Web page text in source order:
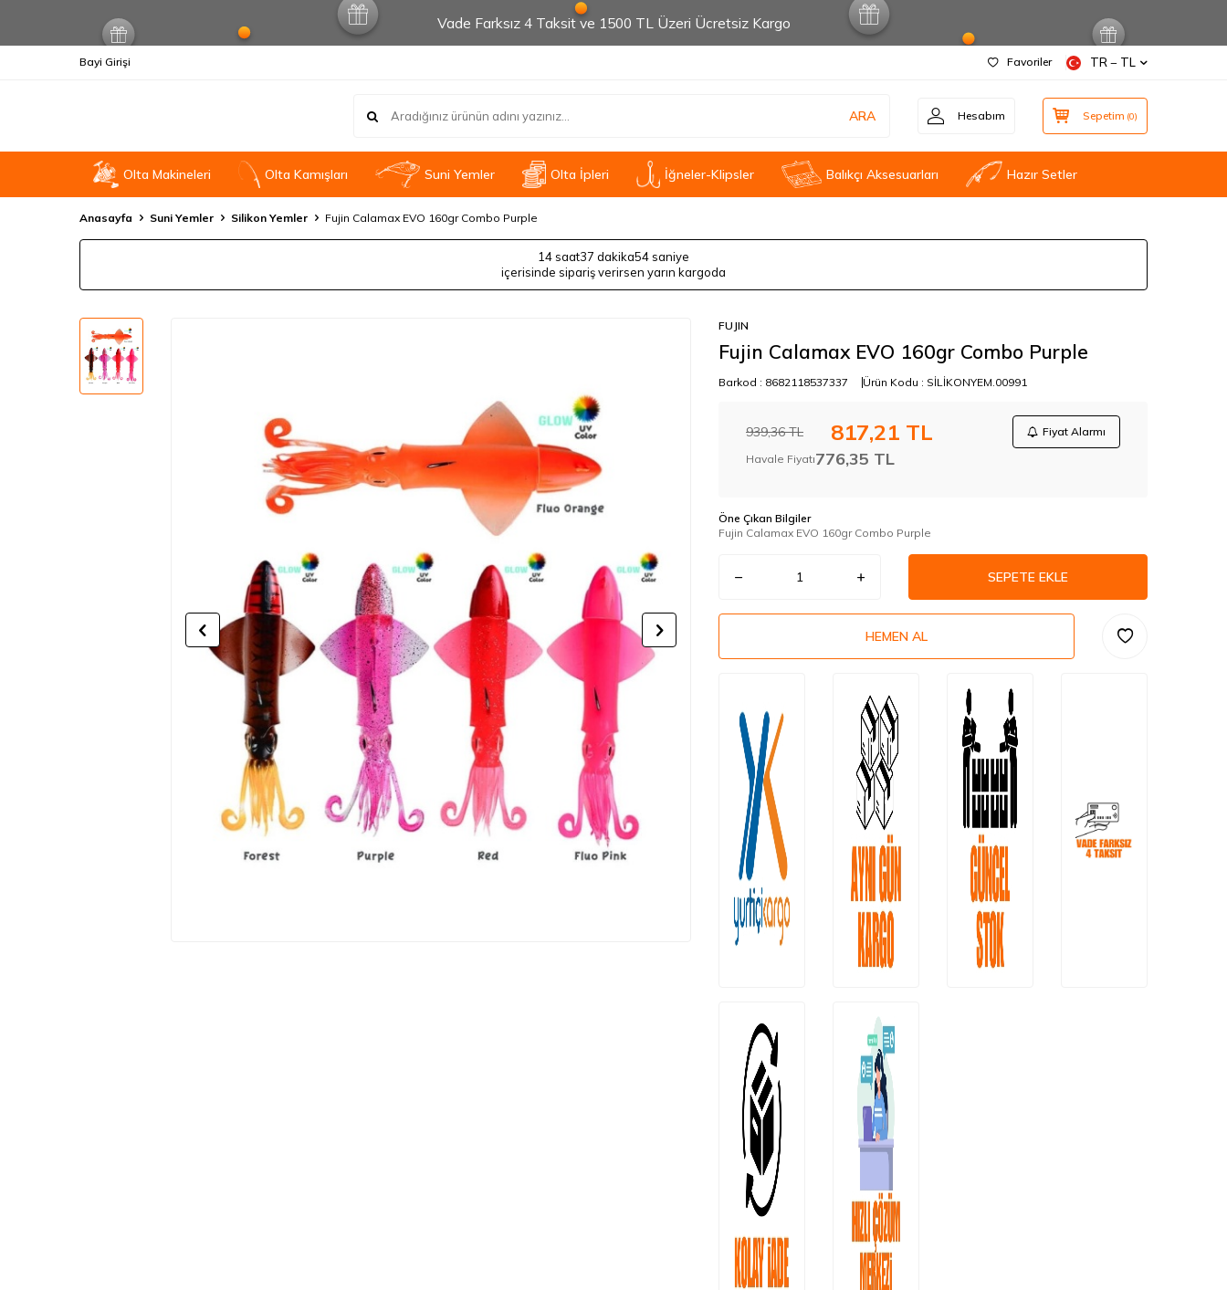
Vade Farksız 4 Taksit ve 1500 TL Üzeri Ücretsiz Kargo
Bayi Girişi Favoriler TR − TL
ARA Hesabım Sepetim (0)
Olta Makineleri OIta Kamışları Suni Yemler Olta İpleri İğneler-Klipsler Balıkçı Aksesuarları Hazır Setler
Anasayfa Suni Yemler Silikon Yemler Fujin Calamax EVO 160gr Combo Purple
14 saat37 dakika53 saniye
içerisinde sipariş verirsen yarın kargoda
FUJIN
Fujin Calamax EVO 160gr Combo Purple
Barkod : 8682118537337 Ürün Kodu : SİLİKONYEM.00991
939,36TL 817,21 TL
Fiyat Alarmı
Havale Fiyatı776,35 TL
Öne Çıkan Bilgiler
Fujin Calamax EVO 160gr Combo Purple
SEPETE EKLE
HEMEN AL